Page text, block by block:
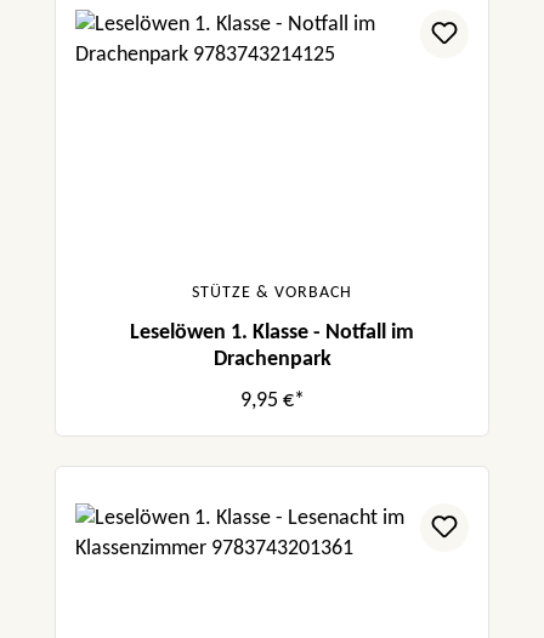
STÜTZE & VORBACH
Leselöwen 1. Klasse - Notfall im
Drachenpark
9,95 €*